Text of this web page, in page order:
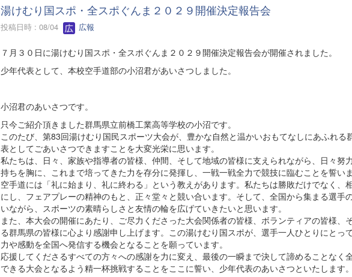
湯けむり国スポ・全スポぐんま２０２９開催決定報告会
投稿日時 : 08/04 広報
７月３０日に湯けむり国スポ・全スポぐんま２０２９開催決定報告会が開催されました。
少年代表として、本校空手道部の小沼君があいさつしました。
小沼君のあいさつです。
只今ご紹介頂きました群馬県立前橋工業高等学校の小沼です。
このたび、第83回湯けむり国民スポーツ大会が、豊かな自然と温かいおもてなしにあふれ
表としてごあいさつできますことを大変光栄に思います。
私たちは、日々、家族や指導者の皆様、仲間、そして地域の皆様に支えられながら、日々努
持ちを胸に、これまで培ってきた力を存分に発揮し、一戦一戦全力で競技に臨むことを誓いま
空手道には「礼に始まり、礼に終わる」という教えがあります。私たちは勝敗だけでなく、
にし、フェアプレーの精神のもと、正々堂々と競い合います。そして、全国から集まる選手
いながら、スポーツの素晴らしさと友情の輪を広げていきたいと思います。
また、本大会の開催にあたり、ご尽力くださった大会関係者の皆様、ボランティアの皆様、
る群馬県の皆様に心より感謝申し上げます。この湯けむり国スポが、選手一人ひとりにとっ
力や感動を全国へ発信する機会となることを願っています。
応援してくださるすべての方々への感謝を力に変え、最後の一瞬まで決して諦めることなく
できる大会となるよう精一杯挑戦することをここに誓い、少年代表のあいさつといたします。